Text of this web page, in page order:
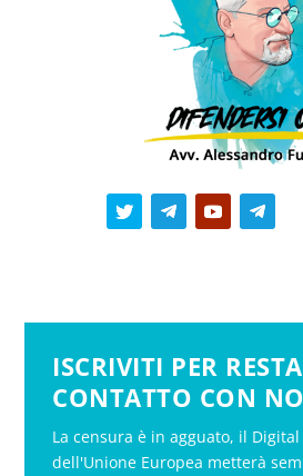
ISCRIVITI PER
CONTATTO CON
La censura è in agguato, il Digital
dell'Unione Europea metterà